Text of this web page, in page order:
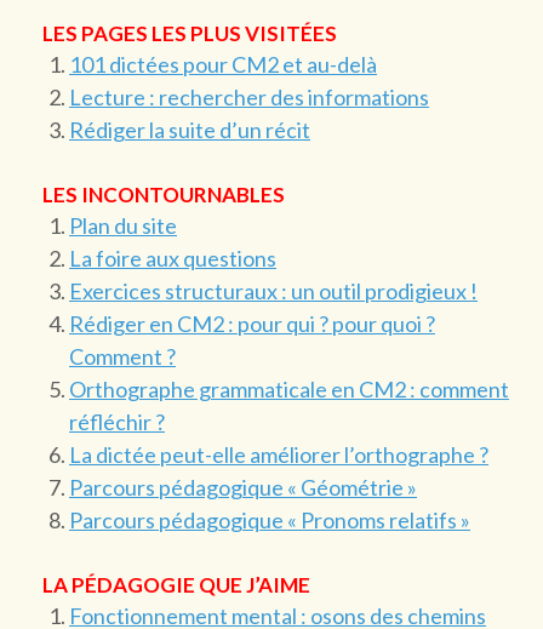
LES PAGES LES PLUS VISITÉES
101 dictées pour CM2 et au-delà
Lecture : rechercher des informations
Rédiger la suite d’un récit
LES INCONTOURNABLES
Plan du site
La foire aux questions
Exercices structuraux : un outil prodigieux !
Rédiger en CM2 : pour qui ? pour quoi ?
Comment ?
Orthographe grammaticale en CM2 : comment
réfléchir ?
La dictée peut-elle améliorer l’orthographe ?
Parcours pédagogique « Géométrie »
Parcours pédagogique « Pronoms relatifs »
LA PÉDAGOGIE QUE J’AIME
Fonctionnement mental : osons des chemins